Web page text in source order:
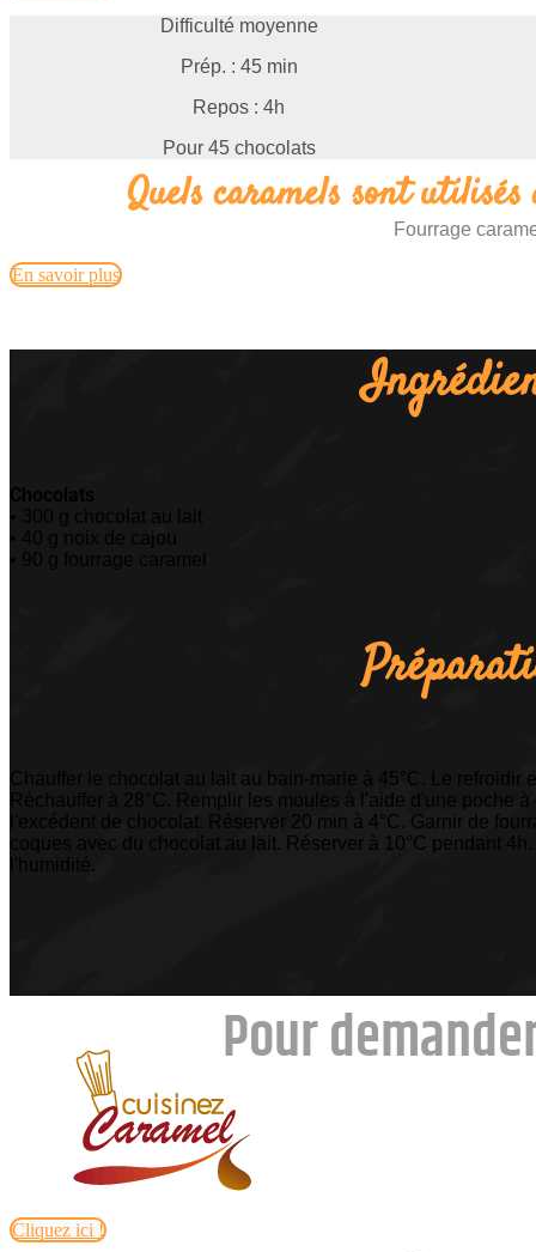
Difficulté moyenne
Prép. : 45 min
Repos : 4h
Pour 45 chocolats
Quels caramels sont
Fourrage
En savoir plus
• 40 g noix de cajou
Chauffer le chocolat au lait au bain-marie à 45°C. Le refroidir
Réchauffer à 28°C. Remplir les moules à l'aide d'une poche
l'excédent de chocolat. Réserver 20 min à 4°C. Garnir de
coques avec du chocolat au lait. Réserver à 10°C pendant
Pour
Cliquez ici !